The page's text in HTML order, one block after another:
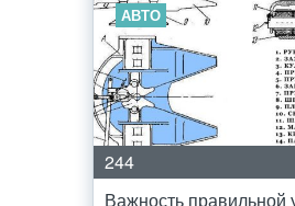
АВТО
244
Важность правильной